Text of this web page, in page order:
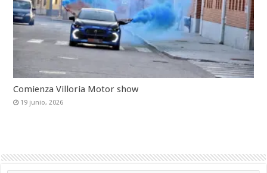
Comienza Villoria Motor show
19 junio, 2026